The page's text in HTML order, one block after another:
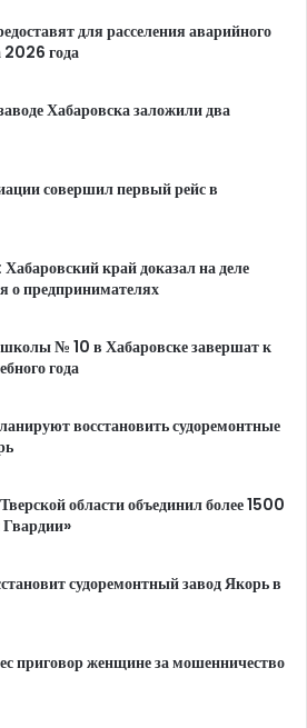
для расселения аварийного
2026 года
Хабаровска заложили два
совершил первый рейс в
край доказал на деле
о предпринимателях
№ 10 в Хабаровске завершат к
года
восстановить судоремонтные
области объединил более 1500
судоремонтный завод Якорь в
приговор женщине за мошенничество